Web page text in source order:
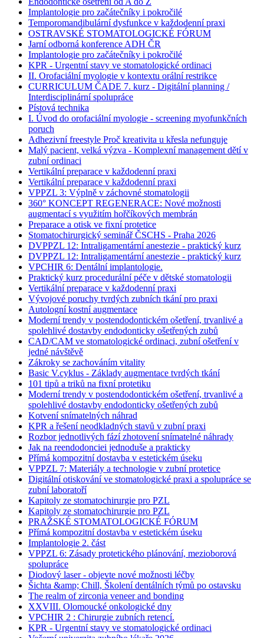
Implantologie pro začátečníky i pokročilé
Temporomandibulární dysfunkce v každodenní praxi
OSTRAVSKÉ STOMATOLOGICKÉ FÓRUM
Jarní odborná konference ADH ČR
Implantologie pro začátečníky i pokročilé
KPR - Urgentní stavy ve stomatologické ordinaci
II. Orofaciální myologie v kontextu orální restrikce
CURRICULUM ČADE 7. kurz - Digitální planning /
Interdisciplinární spolupráce
Pístová technika
I. Úvod do orofaciální myologie - screening myofunkčních
poruch
Adhezivní freestyle Proč kreativita u křesla nefunguje
Malý pacient, velká výzva - Komplexní management dětí v
zubní ordinaci
Vertikální preparace v každodenní praxi
Vertikální preparace v každodenní praxi
VPPZL 3: Výplně v záchovné stomatologii
360° KONCEPT REGENERACE: Nové možnosti
augmentací s využitím hořčíkových membrán
Preparace a otisk ve fixní protetice
Stomatochirurgický seminář ČSCHS - Praha 2026
DVPPZL 12: Intraligamentární anestezie - praktický kurz
DVPPZL 12: Intraligamentární anestezie - praktický kurz
VPCHIR 6: Dentální implantologie.
Praktický kurz procedurální péče v dětské stomatologii
Vertikální preparace v každodenní praxi
Vývojové poruchy tvrdých zubních tkání pro praxi
Autologní kostní augmentace
Moderní trendy v postendodontickém ošetření, trvanlivé a
spolehlivé dostavby endodonticky ošetřených zubů
CAD/CAM ve stomatologické ordinaci, zubní ošetření v
jedné návštěvě
Zákroky se zachováním vitality
Basic V.cyklus - Základy augmentace tvrdých tkání
101 tipů a triků na fixní protetiku
Moderní trendy v postendodontickém ošetření, trvanlivé a
spolehlivé dostavby endodonticky ošetřených zubů
Kotvení snímatelných náhrad
KPR a řešení neodkladných stavů v zubní praxi
Rozbor jednotlivých fází zhotovení snímatelné náhrady
Jak na reendodonciei jednoduše a prakticky
Přímá kompozitní dostavba v estetickém úseku
VPPZL 7: Materiály a technologie v zubní protetice
Digitální otiskování ve stomatologické praxi a spolupráce se
zubní laboratoří
Kapitoly ze stomatochirurgie pro PZL
Kapitoly ze stomatochirurgie pro PZL
PRAŽSKÉ STOMATOLOGICKÉ FÓRUM
Přímá kompozitní dostavba v estetickém úseku
Implantologie 2. část
VPPZL 6: Zásady protetického plánování, mezioborová
spolupráce
Diodový laser - objevte nové možnosti léčby
Šichta &amp; Chill, Školení dentálních týmů po ostavsku
The realm of zirconia veneer and bonding
XXVIII. Olomoucké onkologické dny
VPCHIR 2 : Chirurgie zubních retencí.
KPR - Urgentní stavy ve stomatologické ordinaci